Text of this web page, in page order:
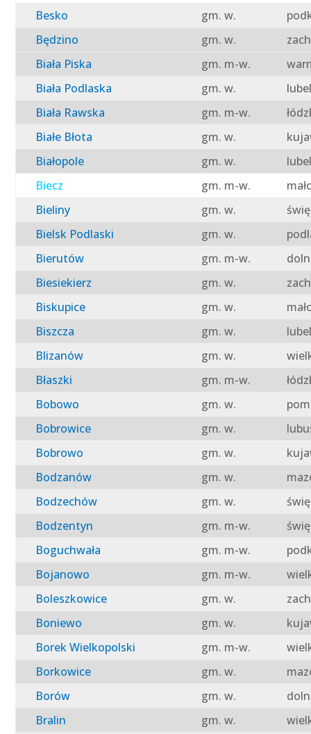
Besko
gm. w.
Będzino
gm. w.
Biała Piska
gm. m-w.
Biała Podlaska
gm. w.
Biała Rawska
gm. m-w.
Białe Błota
gm. w.
Białopole
gm. w.
Biecz
gm. m-w.
Bieliny
gm. w.
Bielsk Podlaski
gm. w.
Bierutów
gm. m-w.
Biesiekierz
gm. w.
Biskupice
gm. w.
Biszcza
gm. w.
Blizanów
gm. w.
Błaszki
gm. m-w.
Bobowo
gm. w.
Bobrowice
gm. w.
Bobrowo
gm. w.
Bodzanów
gm. w.
Bodzechów
gm. w.
Bodzentyn
gm. m-w.
Boguchwała
gm. m-w.
Bojanowo
gm. m-w.
Boleszkowice
gm. w.
Boniewo
gm. w.
Borek Wielkopolski
gm. m-w.
Borkowice
gm. w.
Borów
gm. w.
Bralin
gm. w.